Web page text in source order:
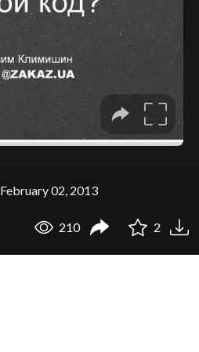
February 02, 2013
210 2